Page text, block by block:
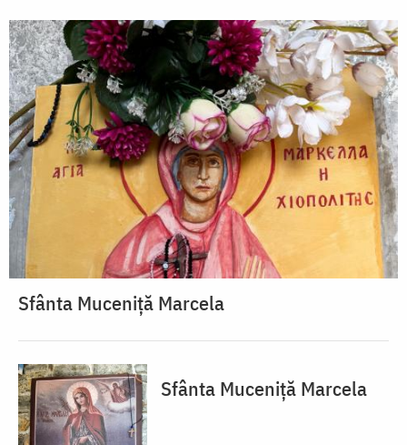
Sfânta Muceniță Marcela
Sfânta Muceniță Marcela